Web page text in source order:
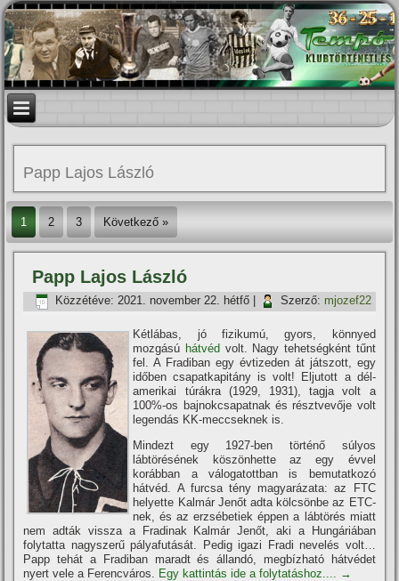
Papp Lajos László
1 2 3 Következő »
Papp Lajos László
Közzétéve: 2021. november 22. hétfő Szerző: mjozef22
Kétlábas, jó fizikumú, gyors, könnyed
mozgású hátvéd volt. Nagy tehetségként tűnt
fel. A Fradiban egy évtizeden át játszott, egy
időben csapatkapitány is volt! Eljutott a dél-
amerikai túrákra (1929, 1931), tagja volt a
100%-os bajnokcsapatnak és résztvevője volt
legendás KK-meccseknek is.
Mindezt egy 1927-ben történő súlyos
lábtörésének köszönhette az egy évvel
korábban a válogatottban is bemutatkozó
hátvéd. A furcsa tény magyarázata: az FTC
helyette Kalmár Jenőt adta kölcsönbe az ETC-
nek, és az erzsébetiek éppen a lábtörés miatt
nem adták vissza a Fradinak Kalmár Jenőt, aki a Hungáriában
folytatta nagyszerű pályafutását. Pedig igazi Fradi nevelés volt…
Papp tehát a Fradiban maradt és állandó, megbí­zható hátvédet
nyert vele a Ferencváros. Egy kattintás ide a folytatáshoz.... →